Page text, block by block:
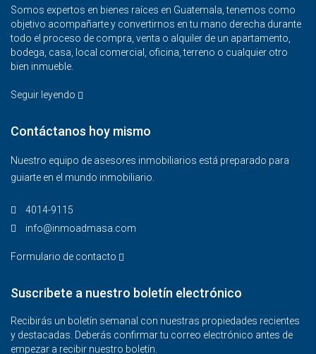
Somos expertos en bienes raíces en Guatemala, tenemos como
objetivo acompañarte y convertirnos en tu mano derecha durante
todo el proceso de compra, venta o alquiler de un apartamento,
bodega, casa, local comercial, oficina, terreno o cualquier otro
bien inmueble.
Seguir leyendo
Contáctanos hoy mismo
Nuestro equipo de asesores inmobiliarios está preparado para
guiarte en el mundo inmobiliario.
4014-9115‬
info@inmoadmasa.com
Formulario de contacto
Suscribete a nuestro boletín electrónico
Recibirás un boletín semanal con nuestras propiedades recientes
y destacadas. Deberás confirmar tu correo electrónico antes de
empezar a recibir nuestro boletín.